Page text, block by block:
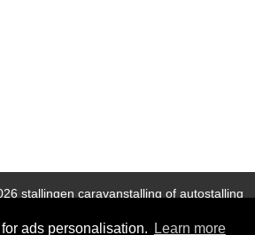
ads personalisation. Learn more
stallingen caravanstalling of autostalling